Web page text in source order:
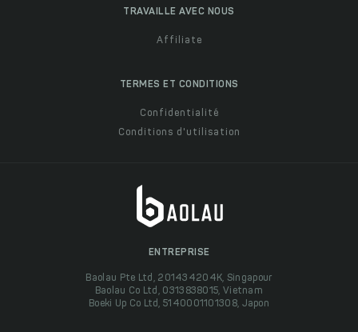
TRAVAILLE AVEC NOUS
Affiliate
TERMES ET CONDITIONS
Confidentialité
Conditions d'utilisation
ENTREPRISE
Baolau Pte Ltd, 201434204K, Singapour
Baolau Co Ltd, 0313838015, Vietnam
Boeki Up Co Ltd, 5140001101308, Japon